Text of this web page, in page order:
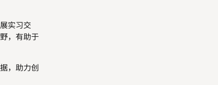
实习交
，有助于
，助力创